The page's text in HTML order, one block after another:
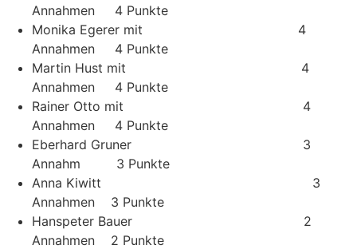
Annahmen 4 Punkte
Monika Egerer mit 4
Annahmen 4 Punkte
Martin Hust mit 4
Annahmen 4 Punkte
Rainer Otto mit 4
Annahmen 4 Punkte
Eberhard Gruner 3
Annahm 3 Punkte
Anna Kiwitt 3
Annahmen 3 Punkte
Hanspeter Bauer 2
Annahmen 2 Punkte